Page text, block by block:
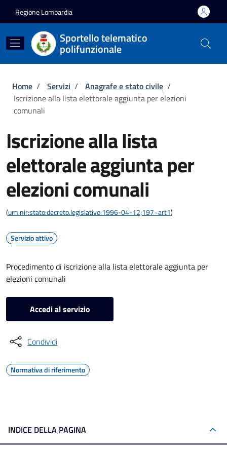
Regione Lombardia
Sportello telematico
polifunzionale
Briciole di pane
Home / Servizi / Anagrafe e stato civile /
Iscrizione alla lista elettorale aggiunta per elezioni
comunali
Iscrizione alla lista
elettorale aggiunta per
elezioni comunali
(urn:nir:stato:decreto.legislativo:1996-04-12;197~art1)
Servizio attivo
Procedimento di iscrizione alla lista elettorale aggiunta per
elezioni comunali
Accedi al servizio
Condividi
Normativa di riferimento
INDICE DELLA PAGINA